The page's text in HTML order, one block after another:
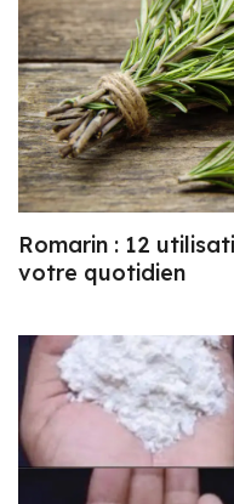
Romarin : 12
votre quotidien